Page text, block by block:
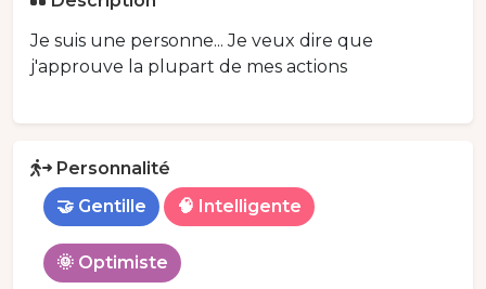
Je suis une personne... Je veux dire que
j'approuve la plupart de mes actions
Personnalité
🤝 Gentille
🧠 Intelligente
🌞 Optimiste